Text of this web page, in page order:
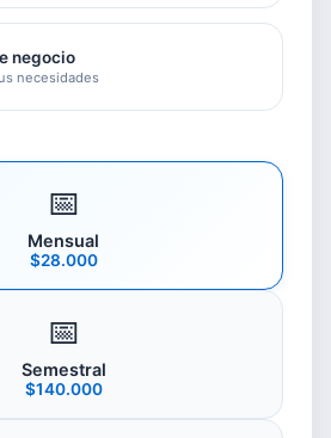
negocio
necesidades
📅
Mensual
$28.000
📅
Semestral
$140.000